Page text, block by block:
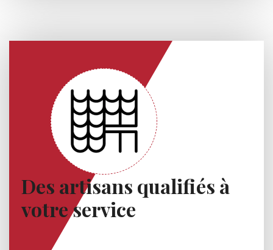
Des artisans qualifiés à
votre service